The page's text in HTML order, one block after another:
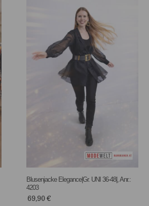
Blusenjacke Elegance|Gr. UNI 36-48|, Anr.:
4203
69,90€